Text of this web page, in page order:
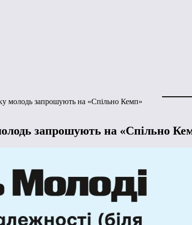
молодь запрошують на «Спільно Кемп»
запрошують на «Спільно